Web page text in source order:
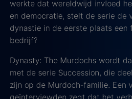
werkte dat wereldwijd invloed
en democratie, stelt de serie de
dynastie in de eerste plaats een
bedrijf?
Dynasty: The Murdochs wordt
met de serie Succession, die
zijn op de Murdoch-familie. Een
geïnterviewden zegt dat het